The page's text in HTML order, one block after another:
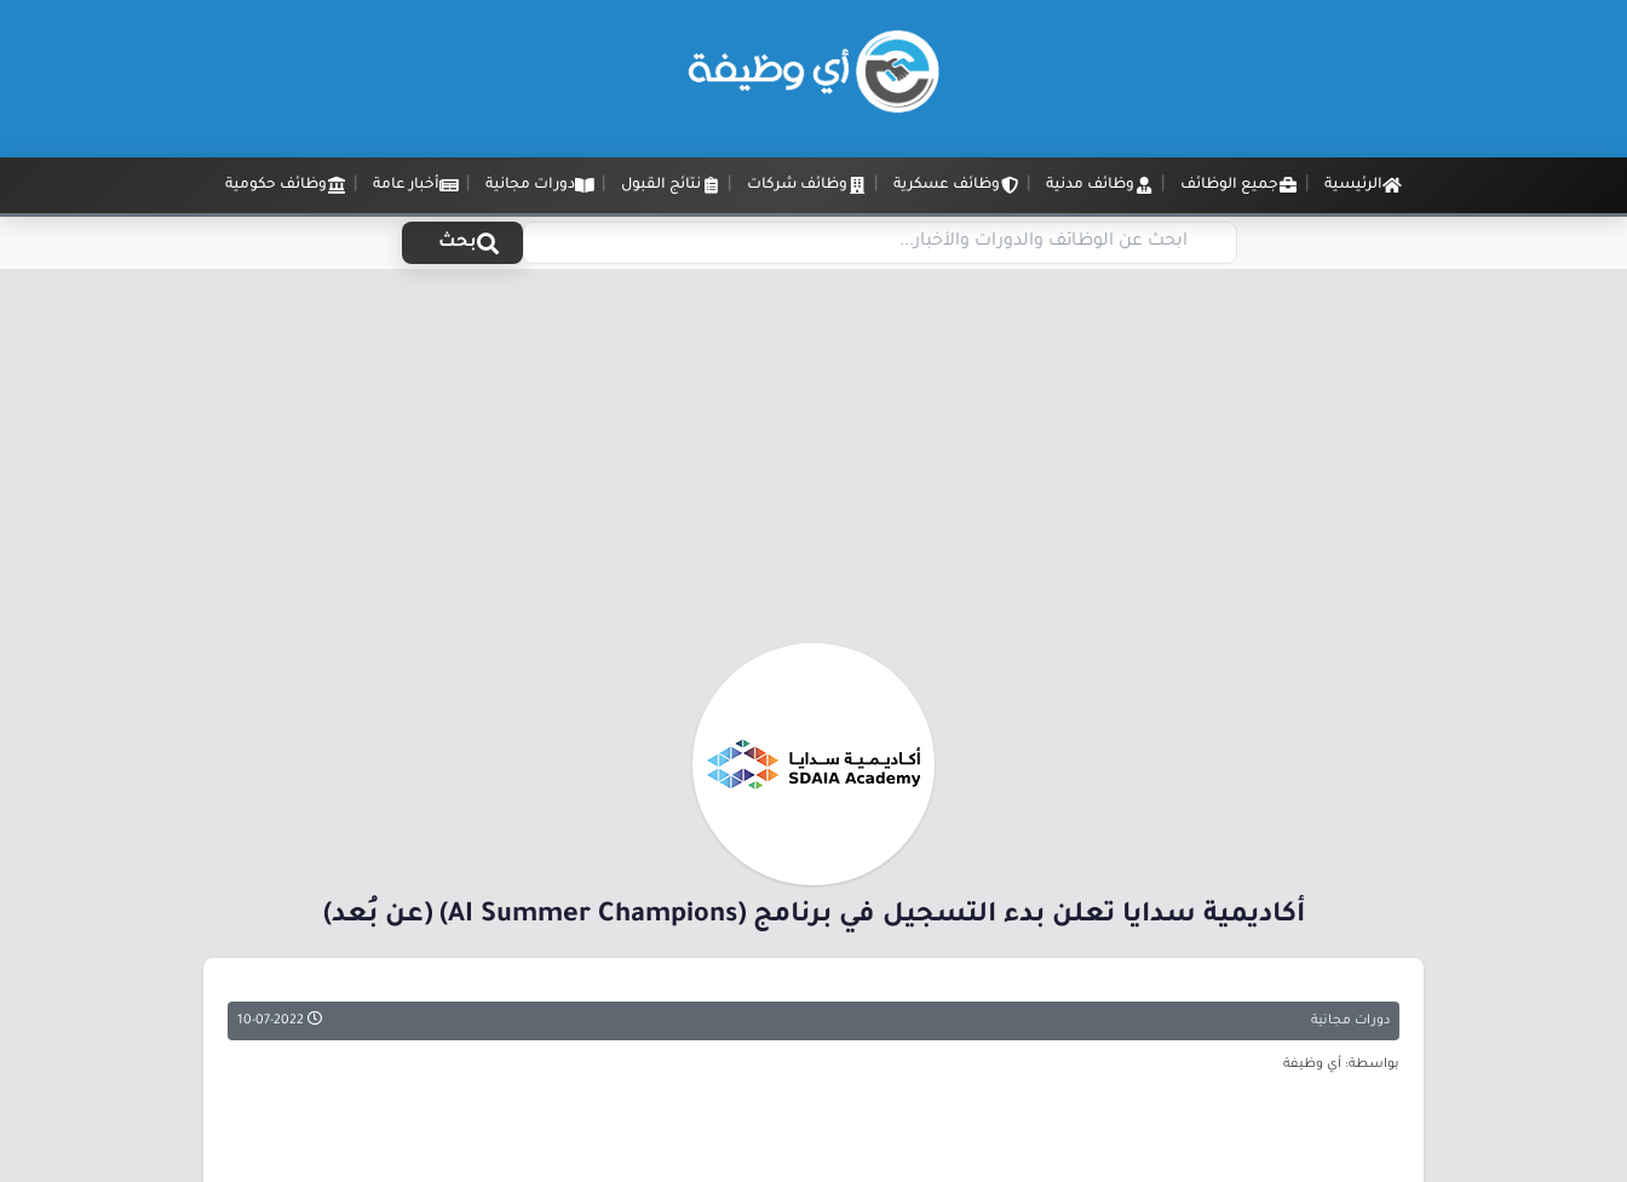
الرئيسية جميع الوظائف وظائف مدنية وظائف عسكرية وظائف شركات نتائج القبول دورات مجانية أخبار عامة وظائف حكومية
بحث
أكاديمية سدايا تعلن بدء التسجيل في برنامج (AI Summer Champions) (عن بُعد)
دورات مجانية
بواسطة: أي وظيفة